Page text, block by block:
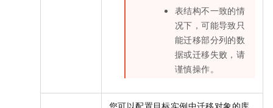
表结构不一致的情
况下，可能导致只
能迁移部分列的数
据或迁移失败，请
谨慎操作。
您可以配置目标实例中迁移对象的库